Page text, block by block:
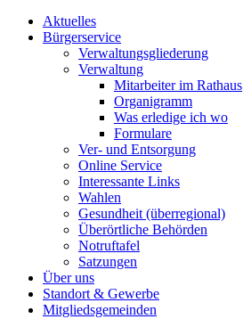
Aktuelles
Bürgerservice
Verwaltungsgliederung
Verwaltung
Mitarbeiter im Rathaus
Organigramm
Was erledige ich wo
Formulare
Ver- und Entsorgung
Online Service
Interessante Links
Wahlen
Gesundheit (überregional)
Überörtliche Behörden
Notruftafel
Satzungen
Über uns
Standort & Gewerbe
Mitgliedsgemeinden